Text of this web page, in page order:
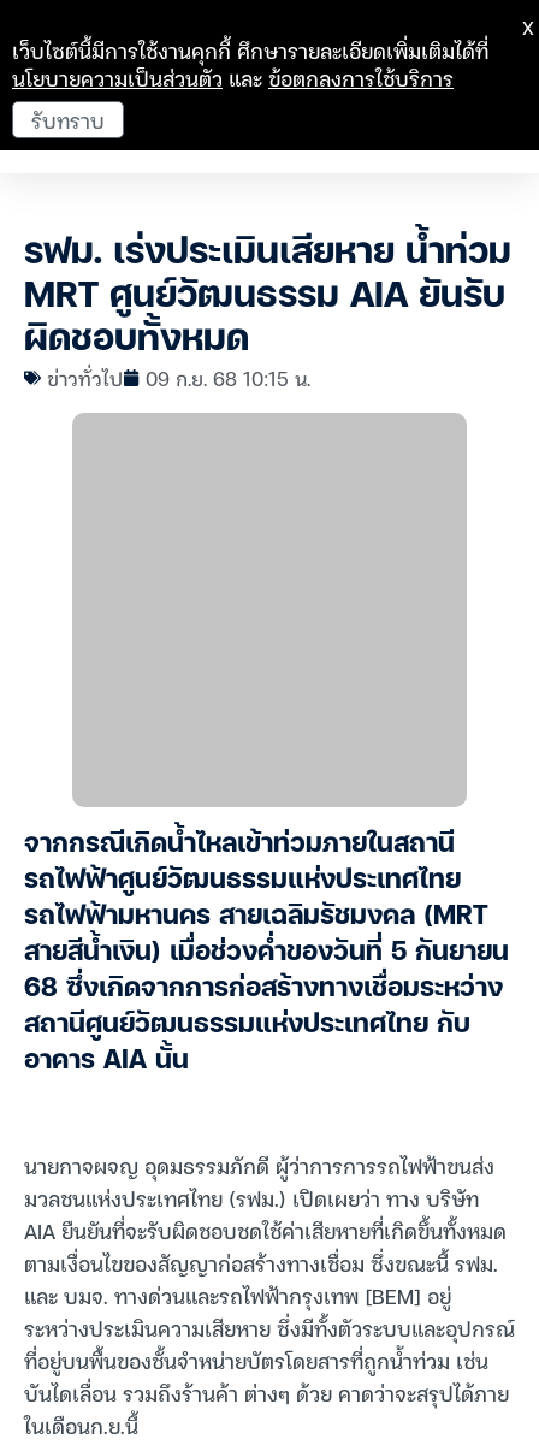
รฟม. เร่งประเมินเสียหาย น้ำท่วม
MRT ศูนย์วัฒนธรรม AIA ยันรับ
ผิดชอบทั้งหมด
ข่าวทั่วไป 09 ก.ย. 68 10:15 น.
จากกรณีเกิดน้ำไหลเข้าท่วมภายในสถานี
รถไฟฟ้าศูนย์วัฒนธรรมแห่งประเทศไทย
รถไฟฟ้ามหานคร สายเฉลิมรัชมงคล (MRT
สายสีน้ำเงิน) เมื่อช่วงค่ำของวันที่ 5 กันยายน
68 ซึ่งเกิดจากการก่อสร้างทางเชื่อมระหว่าง
สถานีศูนย์วัฒนธรรมแห่งประเทศไทย กับ
อาคาร AIA นั้น
นายกาจผจญ อุดมธรรมภักดี ผู้ว่าการการรถไฟฟ้าขนส่ง
มวลชนแห่งประเทศไทย (รฟม.) เปิดเผยว่า ทาง บริษัท
AIA ยืนยันที่จะรับผิดชอบชดใช้ค่าเสียหายที่เกิดขึ้นทั้งหมด
ตามเงื่อนไขของสัญญาก่อสร้างทางเชื่อม ซึ่งขณะนี้ รฟม.
และ บมจ. ทางด่วนและรถไฟฟ้ากรุงเทพ [BEM] อยู่
ระหว่างประเมินความเสียหาย ซึ่งมีทั้งตัวระบบและอุปกรณ์
ที่อยู่บนพื้นของชั้นจำหน่ายบัตรโดยสารที่ถูกน้ำท่วม เช่น
บันไดเลื่อน รวมถึงร้านค้า ต่างๆ ด้วย คาดว่าจะสรุปได้ภาย
ในเดือนก.ย.นี้
เว็บไซต์นี้มีการใช้งานคุกกี้ ศึกษารายละเอียดเพิ่มเติมได้ที่
นโยบายความเป็นส่วนตัว และข้อตกลงการใช้บริการ
รับทราบ
X